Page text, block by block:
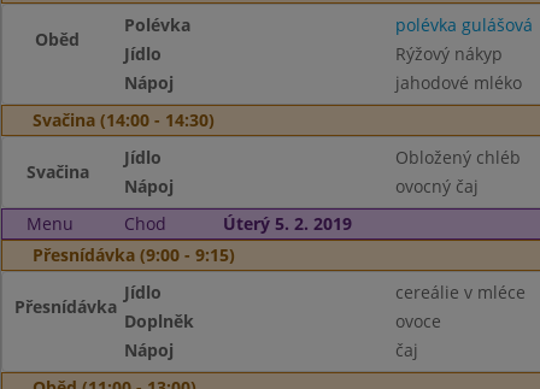
Oběd
Polévka
polévka gulášová
Jídlo
Rýžový nákyp
Nápoj
jahodové mléko
Svačina (14:00 - 14:30)
Svačina
Jídlo
Obložený chléb
Nápoj
ovocný čaj
Menu
Chod
Úterý 5. 2. 2019
Přesnídávka (9:00 - 9:15)
Přesnídávka
Jídlo
cereálie v mléce
Doplněk
ovoce
Nápoj
čaj